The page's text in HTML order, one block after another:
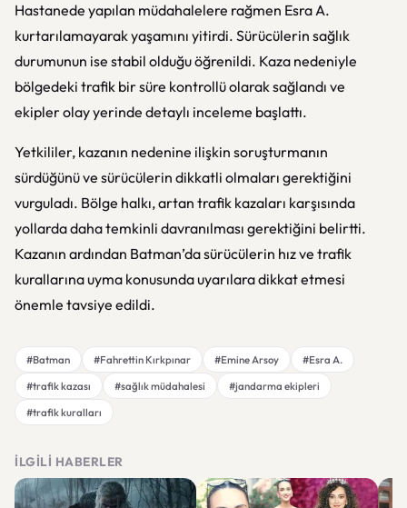
Hastanede yapılan müdahalelere rağmen Esra A.
kurtarılamayarak yaşamını yitirdi. Sürücülerin sağlık
durumunun ise stabil olduğu öğrenildi. Kaza nedeniyle
bölgedeki trafik bir süre kontrollü olarak sağlandı ve
ekipler olay yerinde detaylı inceleme başlattı.
Yetkililer, kazanın nedenine ilişkin soruşturmanın
sürdüğünü ve sürücülerin dikkatli olmaları gerektiğini
vurguladı. Bölge halkı, artan trafik kazaları karşısında
yollarda daha temkinli davranılması gerektiğini belirtti.
Kazanın ardından Batman’da sürücülerin hız ve trafik
kurallarına uyma konusunda uyarılara dikkat etmesi
önemle tavsiye edildi.
#Batman #Fahrettin Kırkpınar #Emine Arsoy
#Esra A.
#trafik kazası
#sağlık müdahalesi
#jandarma ekipleri
#trafik kuralları
İLGILI HABERLER